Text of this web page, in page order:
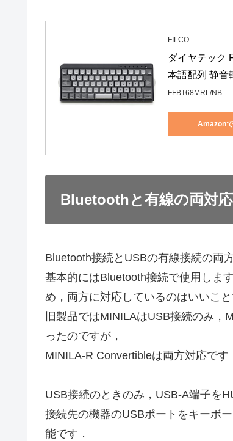
FILCO
ダイヤテック
本語配列 静音
FFBT68MRL/NB
Amazon
Bluetoothと有線の両対応
Bluetooth接続とUSBの有線接続の両
基本的にはBluetooth接続で使用しま
め，両方に対応しているのはいいこと
旧製品ではMINILAはUSB接続のみ
ったのですが，
MINILA-R Convertibleは両方対応です
USB接続のときのみ，USB-A端子を
接続先の機器のUSBポートをキーボ
能です．